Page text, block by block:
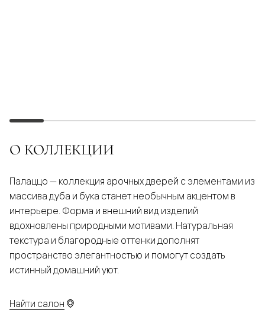
О КОЛЛЕКЦИИ
Палаццо — коллекция арочных дверей с элементами из
массива дуба и бука станет необычным акцентом в
интерьере. Форма и внешний вид изделий
вдохновлены природными мотивами. Натуральная
текстура и благородные оттенки дополнят
пространство элегантностью и помогут создать
истинный домашний уют.
Найти салон